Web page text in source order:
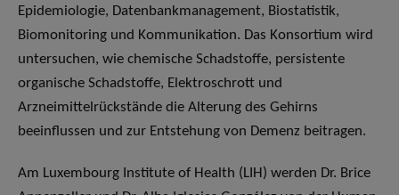
Epidemiologie, Datenbankmanagement, Biostatistik,
Biomonitoring und Kommunikation. Das Konsortium wird
untersuchen, wie chemische Schadstoffe, persistente
organische Schadstoffe, Elektroschrott und
Arzneimittelrückstände die Alterung des Gehirns
beeinflussen und zur Entstehung von Demenz beitragen.
Am Luxembourg Institute of Health (LIH) werden Dr. Brice